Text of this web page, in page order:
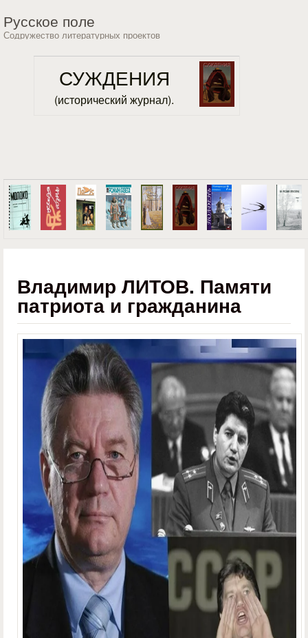
Русское поле
Содружество литературных проектов
СУЖДЕНИЯ
(исторический журнал).
Владимир ЛИТОВ. Памяти
патриота и гражданина